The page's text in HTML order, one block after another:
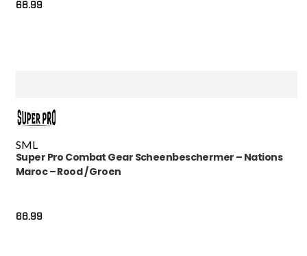
68.99
SML
Super Pro Combat Gear Scheenbeschermer – Nations
Maroc – Rood / Groen
68.99